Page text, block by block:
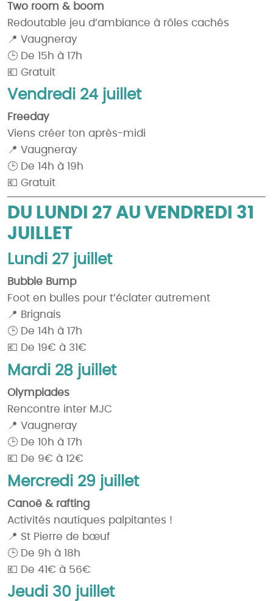
Two room & boom
Redoutable jeu d’ambiance à rôles cachés
📍 Vaugneray
🕒 De 15h à 17h
💶 Gratuit
Vendredi 24 juillet
Freeday
Viens créer ton après-midi
📍 Vaugneray
🕒 De 14h à 19h
💶 Gratuit
DU LUNDI 27 AU VENDREDI 31
JUILLET
Lundi 27 juillet
Bubble Bump
Foot en bulles pour t’éclater autrement
📍 Brignais
🕒 De 14h à 17h
💶 De 19€ à 31€
Mardi 28 juillet
Olympiades
Rencontre inter MJC
📍 Vaugneray
🕒 De 10h à 17h
💶 De 9€ à 12€
Mercredi 29 juillet
Canoë & rafting
Activités nautiques palpitantes !
📍 St Pierre de bœuf
🕒 De 9h à 18h
💶 De 41€ à 56€
Jeudi 30 juillet